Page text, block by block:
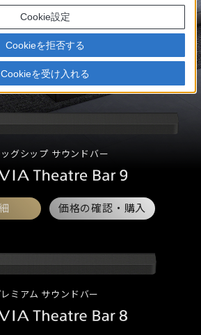
サウンドと
スリムな
立
グシップ サウンドバー
価格の確認・購入
レミアム サウンドバー
Cookie設定
Cookieを拒否する
Cookieを受け入れる